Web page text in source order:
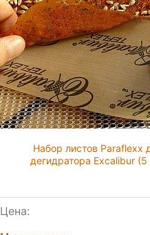
Набор листов Paraflexx
дегидратора Excalibur
Цена: